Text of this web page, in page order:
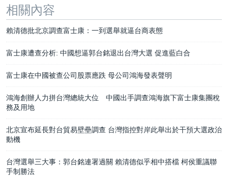
相關內容
賴清德批北京調查富士康：一到選舉就逼台商表態
富士康遭查分析: 中國想逼郭台銘退出台灣大選 促進藍白合
富士康在中國被查公司股票應跌 母公司鴻海發表聲明
鴻海創辦人力拼台灣總統大位 中國出手調查鴻海旗下富士康集團稅
務及用地
北京宣布延長對台貿易壁壘調查 台灣指控對岸此舉出於干預大選政治
動機
台灣選舉三大事：郭台銘連署過關 賴清德似乎相中搭檔 柯侯重議聯
手制勝法